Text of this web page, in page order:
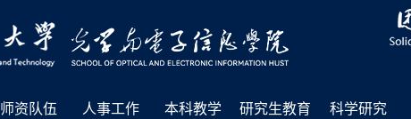
师资队伍 人事工作 本科教学 研究生教育 科学研究